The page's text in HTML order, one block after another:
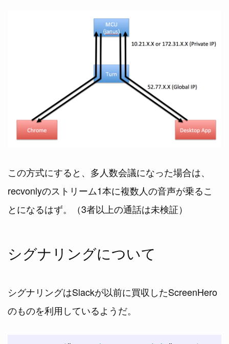
この方式にすると、多人数会議になった場合は、
recvonlyのストリーム1本に複数人の音声が乗るこ
とになるはず。（3者以上の通話は未検証）
シグナリングについて
シグナリングはSlackが以前に買収したScreenHero
のものを利用しているようだ。